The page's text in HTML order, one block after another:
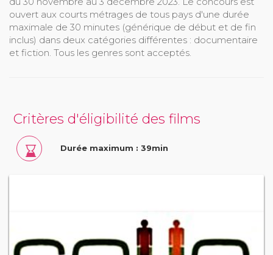
ouvert aux courts métrages de tous pays d'une durée
maximale de 30 minutes (générique de début et de fin
inclus) dans deux catégories différentes : documentaire
et fiction. Tous les genres sont acceptés.
Critères d'éligibilité des films
Durée maximum : 39min